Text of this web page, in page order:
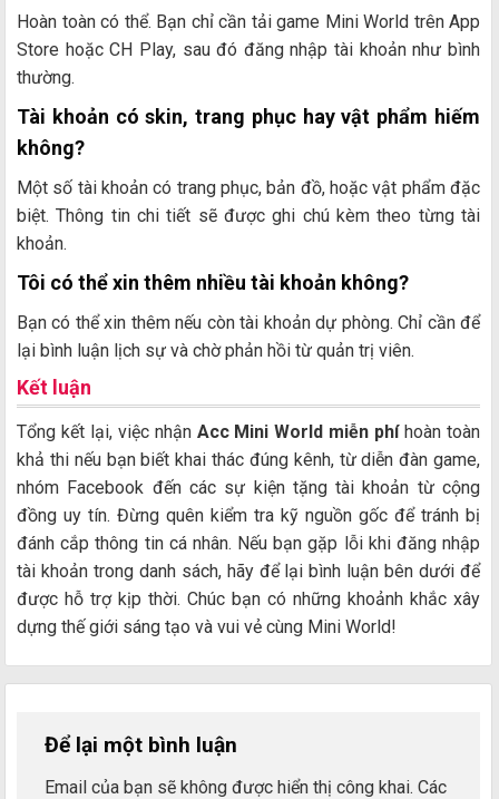
Hoàn toàn có thể. Bạn chỉ cần tải game Mini World trên App
Store hoặc CH Play, sau đó đăng nhập tài khoản như bình
thường.
Tài khoản có skin, trang phục hay vật phẩm hiếm
không?
Một số tài khoản có trang phục, bản đồ, hoặc vật phẩm đặc
biệt. Thông tin chi tiết sẽ được ghi chú kèm theo từng tài
khoản.
Tôi có thể xin thêm nhiều tài khoản không?
Bạn có thể xin thêm nếu còn tài khoản dự phòng. Chỉ cần để
lại bình luận lịch sự và chờ phản hồi từ quản trị viên.
Kết luận
Tổng kết lại, việc nhận Acc Mini World miễn phíhoàn toàn
khả thi nếu bạn biết khai thác đúng kênh, từ diễn đàn game,
nhóm Facebook đến các sự kiện tặng tài khoản từ cộng
đồng uy tín. Đừng quên kiểm tra kỹ nguồn gốc để tránh bị
đánh cắp thông tin cá nhân. Nếu bạn gặp lỗi khi đăng nhập
tài khoản trong danh sách, hãy để lại bình luận bên dưới để
được hỗ trợ kịp thời. Chúc bạn có những khoảnh khắc xây
dựng thế giới sáng tạo và vui vẻ cùng Mini World!
Để lại một bình luận
Email của bạn sẽ không được hiển thị công khai. Các